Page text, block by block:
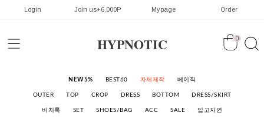
Login Join us+6,000P Mypage Order
HYPNOTIC 0
NEW5% BEST60 자체제작 베이직
OUTER TOP CROP DRESS BOTTOM DRESS/SKIRT
비치룩 SET SHOES/BAG ACC SALE 입고지연